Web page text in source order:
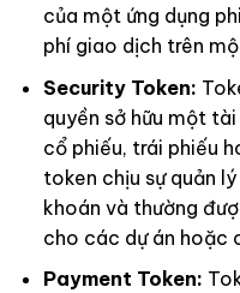
của một ứng dụng
phí giao dịch trên
Security Token:
quyền sở hữu một
cổ phiếu, trái phiếu
token chịu sự quản
khoán và thường
cho các dự án hoặc
Payment Token: